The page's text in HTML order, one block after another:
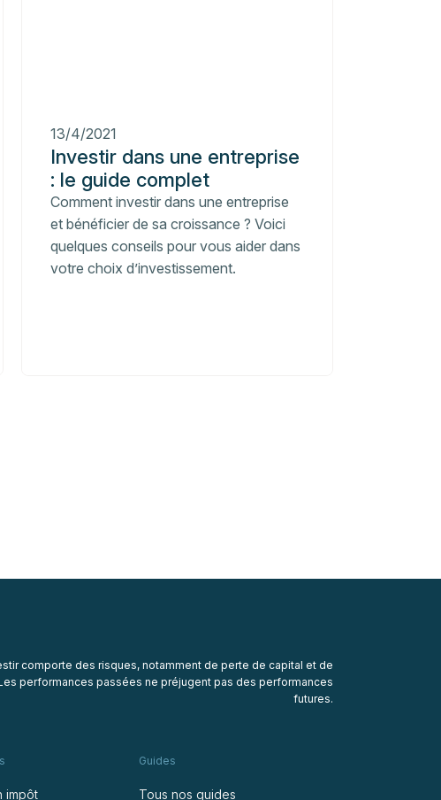
13/4/2021
Investir dans une entreprise
: le guide complet
Comment investir dans une entreprise
et bénéficier de sa croissance ? Voici
quelques conseils pour vous aider dans
votre choix d’investissement.
comporte des risques, notamment de perte de capital et de
performances passées ne préjugent pas des performances
futures.
impôt
Guides
Tous nos guides